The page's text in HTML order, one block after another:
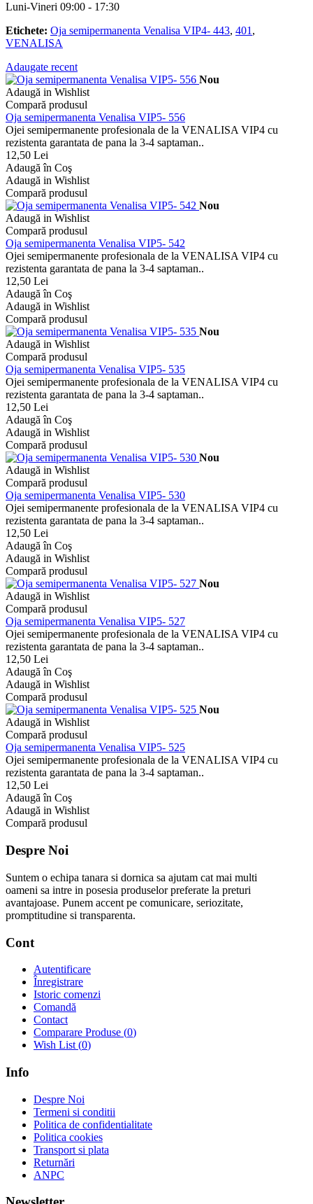
Luni-Vineri 09:00 - 17:30
Etichete: Oja semipermanenta Venalisa VIP4- 443, 401,
VENALISA
Adaugate recent
Nou
Adaugă in Wishlist
Compară produsul
Oja semipermanenta Venalisa VIP5- 556
Ojei semipermanente profesionala de la VENALISA VIP4 cu
rezistenta garantata de pana la 3-4 saptaman..
12,50 Lei
Adaugă în Coş
Adaugă in Wishlist
Compară produsul
Nou
Adaugă in Wishlist
Compară produsul
Oja semipermanenta Venalisa VIP5- 542
Ojei semipermanente profesionala de la VENALISA VIP4 cu
rezistenta garantata de pana la 3-4 saptaman..
12,50 Lei
Adaugă în Coş
Adaugă in Wishlist
Compară produsul
Nou
Adaugă in Wishlist
Compară produsul
Oja semipermanenta Venalisa VIP5- 535
Ojei semipermanente profesionala de la VENALISA VIP4 cu
rezistenta garantata de pana la 3-4 saptaman..
12,50 Lei
Adaugă în Coş
Adaugă in Wishlist
Compară produsul
Nou
Adaugă in Wishlist
Compară produsul
Oja semipermanenta Venalisa VIP5- 530
Ojei semipermanente profesionala de la VENALISA VIP4 cu
rezistenta garantata de pana la 3-4 saptaman..
12,50 Lei
Adaugă în Coş
Adaugă in Wishlist
Compară produsul
Nou
Adaugă in Wishlist
Compară produsul
Oja semipermanenta Venalisa VIP5- 527
Ojei semipermanente profesionala de la VENALISA VIP4 cu
rezistenta garantata de pana la 3-4 saptaman..
12,50 Lei
Adaugă în Coş
Adaugă in Wishlist
Compară produsul
Nou
Adaugă in Wishlist
Compară produsul
Oja semipermanenta Venalisa VIP5- 525
Ojei semipermanente profesionala de la VENALISA VIP4 cu
rezistenta garantata de pana la 3-4 saptaman..
12,50 Lei
Adaugă în Coş
Adaugă in Wishlist
Compară produsul
Despre Noi
Suntem o echipa tanara si dornica sa ajutam cat mai multi
oameni sa intre in posesia produselor preferate la preturi
avantajoase. Punem accent pe comunicare, seriozitate,
promptitudine si transparenta.
Cont
Autentificare
Înregistrare
Istoric comenzi
Comandă
Contact
Comparare Produse (0)
Wish List (0)
Info
Despre Noi
Termeni si conditii
Politica de confidentialitate
Politica cookies
Transport si plata
Returnări
ANPC